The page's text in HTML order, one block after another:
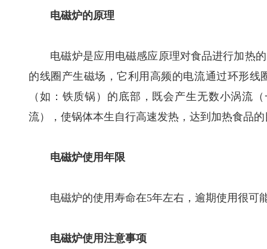
电磁炉的原理
电磁炉是应用电磁感应原理对食品进行加热的
的线圈产生磁场，它利用高频的电流通过环形
（如：铁质锅）的底部，既会产生无数小涡流
流），使锅体本生自行高速发热，达到加热食品
电磁炉使用年限
电磁炉的使用寿命在5年左右，逾期使用很可
电磁炉使用注意事项